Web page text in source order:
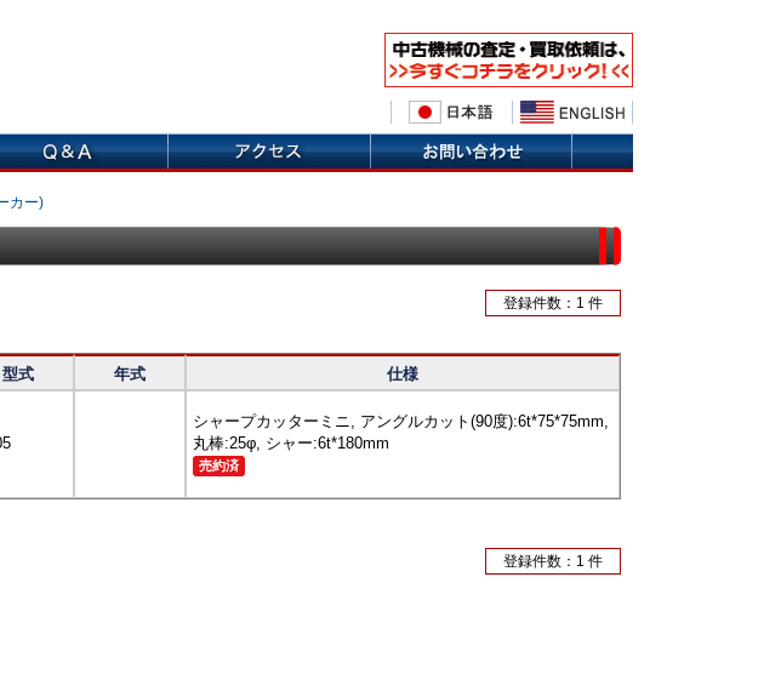
カー)
登録件数：1 件
型式 年式 仕様
シャープカッターミニ, アングルカット(90度):6t*75*75mm,
丸棒:25φ, シャー:6t*180mm
売約済
登録件数：1 件